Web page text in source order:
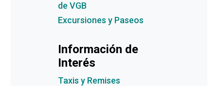
de VGB
Excursiones y Paseos
Información de
Interés
Taxis y Remises